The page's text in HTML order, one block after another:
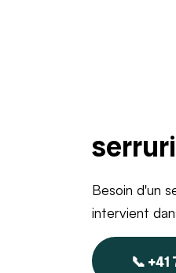
Besoin d'un
intervient
📞